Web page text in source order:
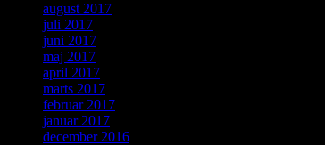
august 2017
juli 2017
juni 2017
maj 2017
april 2017
marts 2017
februar 2017
januar 2017
december 2016